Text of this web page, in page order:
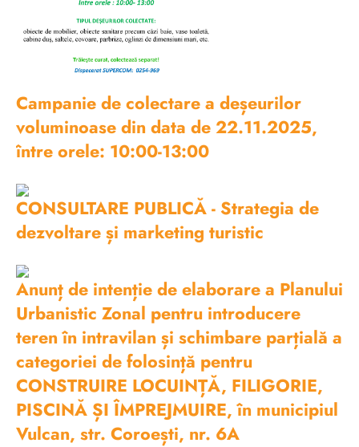
Campanie de colectare a deșeurilor
voluminoase din data de 22.11.2025,
între orele: 10:00-13:00
CONSULTARE PUBLICĂ - Strategia de
dezvoltare și marketing turistic
Anunț de intenție de elaborare a Planului
Urbanistic Zonal pentru introducere
teren în intravilan și schimbare parțială a
categoriei de folosință pentru
CONSTRUIRE LOCUINȚĂ, FILIGORIE,
PISCINĂ ȘI ÎMPREJMUIRE, în municipiul
Vulcan, str. Coroești, nr. 6A